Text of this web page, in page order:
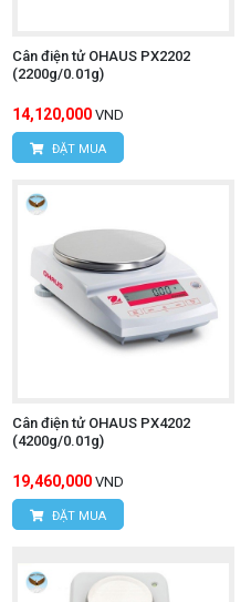
Cân điện tử OHAUS PX2202
(2200g/0.01g)
14,120,000 VND
ĐẶT MUA
Cân điện tử OHAUS PX4202
(4200g/0.01g)
19,460,000 VND
ĐẶT MUA